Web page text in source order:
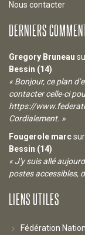
Nous contacter
DERNIERS
Gregory Bruneau
Bessin (14)
« Bonjour, ce plan
contacter celle-ci
https://
Cordialement. »
Fougerole marcsur
Bessin (14)
« J'y suis allé
postes accessibles,
LIENS UTILES
Fédération